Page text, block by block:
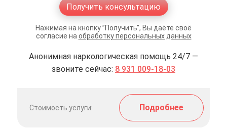
Получить консультацию
Нажимая на кнопку ”Получить”, Вы даёте своё
согласие на обработку персональных данных
Анонимная наркологическая помощь 24/7 —
звоните сейчас: 8 931 009-18-03
Стоимость услуги: Подробнее